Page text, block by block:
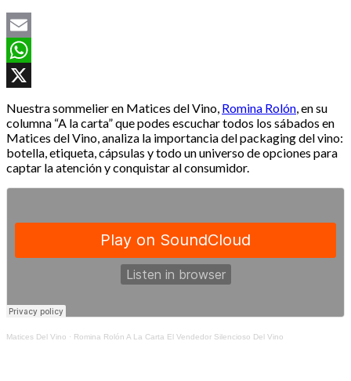
Email
WhatsApp
Nuestra sommelier en Matices del Vino, Romina Rolón, en su
columna “A la carta” que podes escuchar todos los sábados en
Matices del Vino, analiza la importancia del packaging del vino:
botella, etiqueta, cápsulas y todo un universo de opciones para
captar la atención y conquistar al consumidor.
Matices Del Vino · Romina Rolón A La Carta El Vendedor Silencioso Del Vino